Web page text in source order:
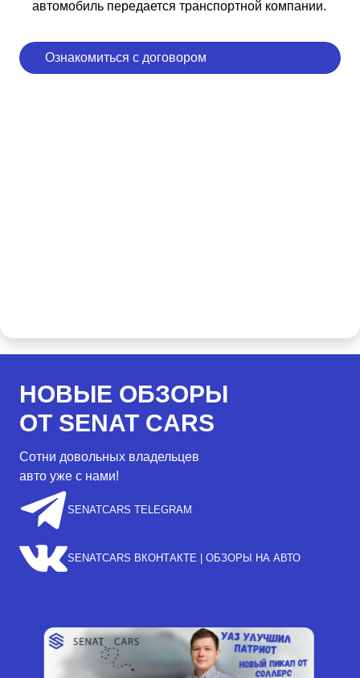
автомобиль передается транспортной компании.
Ознакомиться с договором
НОВЫЕ ОБЗОРЫ
ОТ SENAT CARS
Сотни довольных владельцев
авто уже с нами!
SENATCARS TELEGRAM
SENATCARS ВКОНТАКТЕ | ОБЗОРЫ НА АВТО